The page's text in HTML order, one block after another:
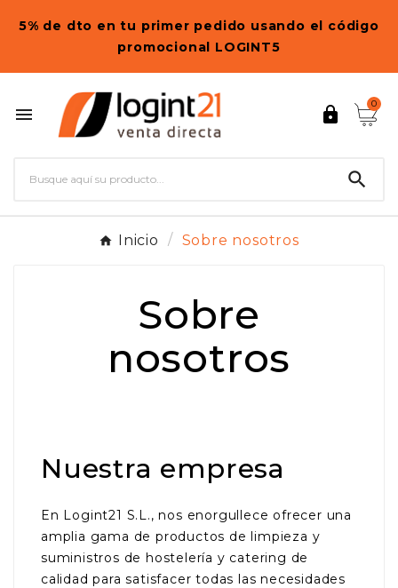
5% de dto en tu primer pedido usando el código
promocional LOGINT5
 
0

Inicio Sobre nosotros
Sobre
nosotros
Nuestra empresa
En Logint21 S.L., nos enorgullece ofrecer una
amplia gama de productos de limpieza y
suministros de hostelería y catering de
calidad para satisfacer todas las necesidades